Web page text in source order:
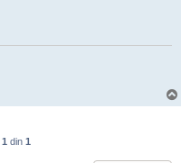
1 din 1